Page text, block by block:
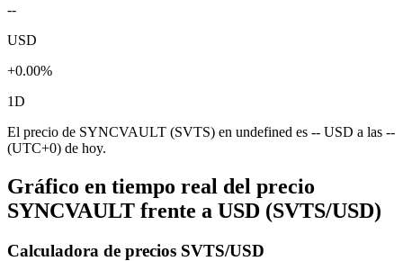
--
USD
+0.00%
1D
El precio de SYNCVAULT (SVTS) en undefined es -- USD a las --
(UTC+0) de hoy.
Gráfico en tiempo real del precio
SYNCVAULT frente a USD (SVTS/USD)
Calculadora de precios SVTS/USD